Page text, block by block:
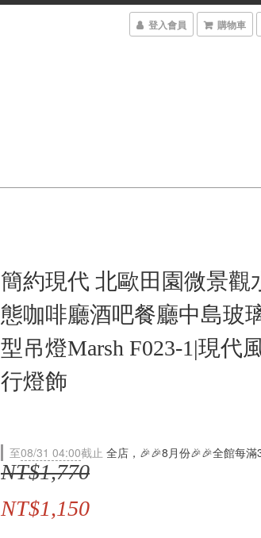
登入會員 購物車
簡約現代 北歐田園微景觀
態咖啡廳酒吧餐廳中島玻
型吊燈Marsh F023-1|現代
行燈飾
至08/31 04:00截止 全店，🎉🎉8月份🎉🎉全館每
NT$1,770
NT$1,150